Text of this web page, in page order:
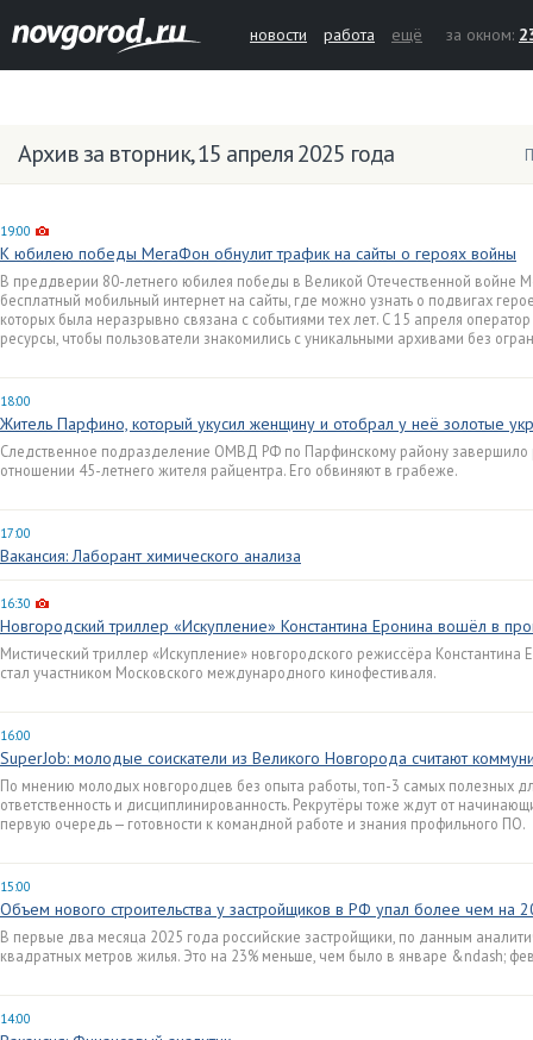
новости работа ещё за окном:
Архив за вторник, 15 апреля 2025 года
19:00
К юбилею победы МегаФон обнулит трафик на сайты о героях войны
В преддверии 80-летнего юбилея победы в Великой Отечественной войне
бесплатный мобильный интернет на сайты, где можно узнать о подвигах
которых была неразрывно связана с событиями тех лет. С 15 апреля
ресурсы, чтобы пользователи знакомились с уникальными архивами без
18:00
Житель Парфино, который укусил женщину и отобрал у неё золотые
Следственное подразделение ОМВД РФ по Парфинскому району завершило
отношении 45-летнего жителя райцентра. Его обвиняют в грабеже.
17:00
Вакансия: Лаборант химического анализа
16:30
Новгородский триллер «Искупление» Константина Еронина вошёл в
Мистический триллер «Искупление» новгородского режиссёра Константина
стал участником Московского международного кинофестиваля.
16:00
SuperJob: молодые соискатели из Великого Новгорода считают
По мнению молодых новгородцев без опыта работы, топ-3 самых полезных
ответственность и дисциплинированность. Рекрутёры тоже ждут от
первую очередь — готовности к командной работе и знания профильного ПО.
15:00
Объем нового строительства у застройщиков в РФ упал более чем на
В первые два месяца 2025 года российские застройщики, по данным
квадратных метров жилья. Это на 23% меньше, чем было в январе &ndash;
14:00